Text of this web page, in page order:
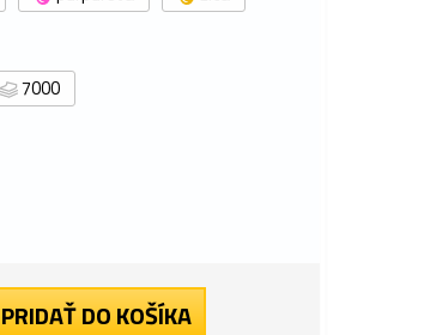
7000
PRIDAŤ DO KOŠÍKA